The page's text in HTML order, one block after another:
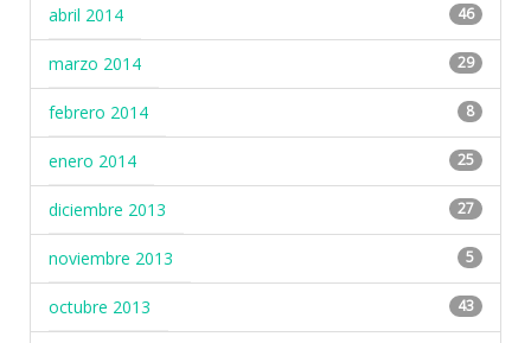
abril 2014 46
marzo 2014 29
febrero 2014 8
enero 2014 25
diciembre 2013 27
noviembre 2013 5
octubre 2013 43